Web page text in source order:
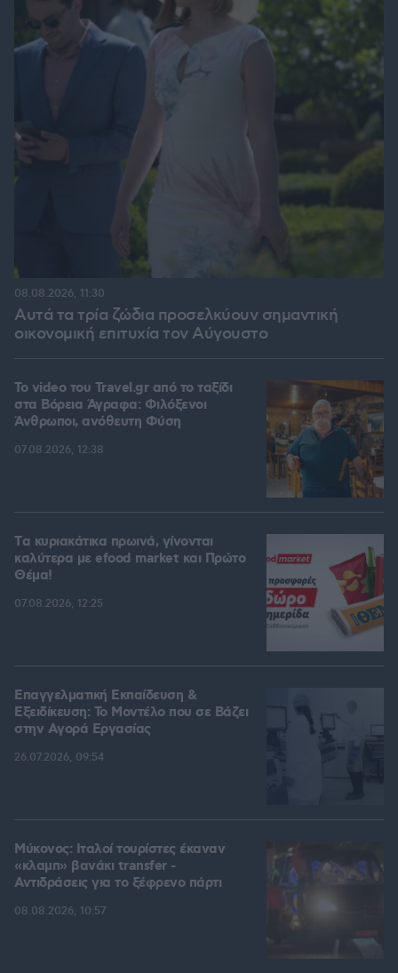
Αυτά τα τρία ζώδια προσελκύουν σημαντική
οικονομική επιτυχία τον Αύγουστο
08.08.2026, 11:30
To video του Travel.gr από το ταξίδι
στα Βόρεια Άγραφα: Φιλόξενοι
Άνθρωποι, ανόθευτη Φύση
07.08.2026, 12:38
Tα κυριακάτικα πρωινά, γίνονται
καλύτερα με efood market και Πρώτο
Θέμα!
07.08.2026, 12:25
Επαγγελματική Εκπαίδευση &
Εξειδίκευση: Το Mοντέλο που σε Bάζει
στην Aγορά Eργασίας
26.07.2026, 09:54
Μύκονος: Ιταλοί τουρίστες έκαναν
«κλαμπ» βανάκι transfer -
Αντιδράσεις για το ξέφρενο πάρτι
08.08.2026, 10:57